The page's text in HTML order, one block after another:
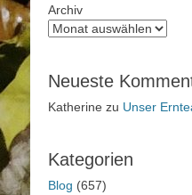
Archiv
Neueste
Katherine zu Unser
Kategorien
Blog (657)